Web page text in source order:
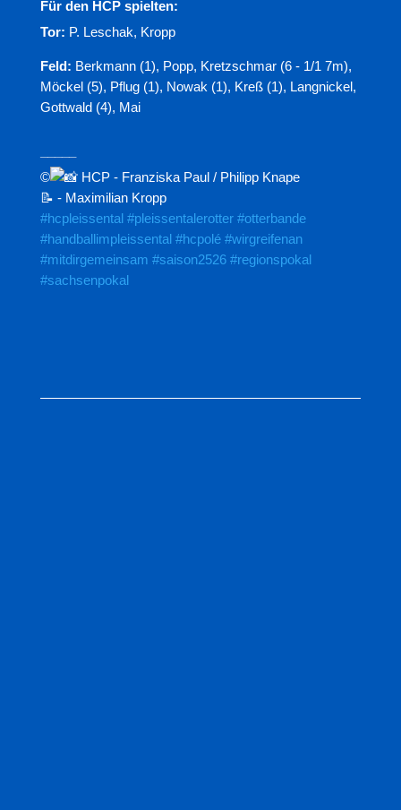
Für den HCP spielten:
Tor: P. Leschak, Kropp
Feld: Berkmann (1), Popp, Kretzschmar (6 - 1/1 7m),
Möckel (5), Pflug (1), Nowak (1), Kreß (1), Langnickel,
Gottwald (4), Mai
©
HCP - Franziska Paul / Philipp Knape
📝 - Maximilian Kropp
#hcpleissental #pleissentalerotter #otterbande
#handballimpleissental #hcpolé #wirgreifenan
#mitdirgemeinsam #saison2526 #regionspokal
#sachsenpokal